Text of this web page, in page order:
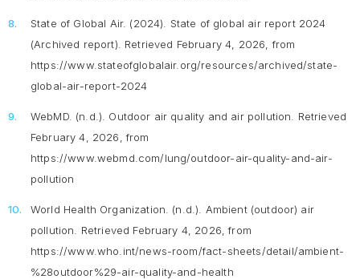
State of Global Air. (2024). State of global air report 2024
(Archived report). Retrieved February 4, 2026, from
https://www.stateofglobalair.org/resources/archived/state-
global-air-report-2024
WebMD. (n.d.). Outdoor air quality and air pollution . Retrieved
February 4, 2026, from
https://www.webmd.com/lung/outdoor-air-quality-and-air-
pollution
World Health Organization. (n.d.). Ambient (outdoor) air
pollution . Retrieved February 4, 2026, from
https://www.who.int/news-room/fact-sheets/detail/ambient-
%28outdoor%29-air-quality-and-health